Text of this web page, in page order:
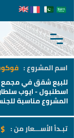
اسم المشروع :
للبيع شقق في مجمع
اسطنبول - ايوب
المشروع مناسبة
تبـدأ الأســـعار من : $